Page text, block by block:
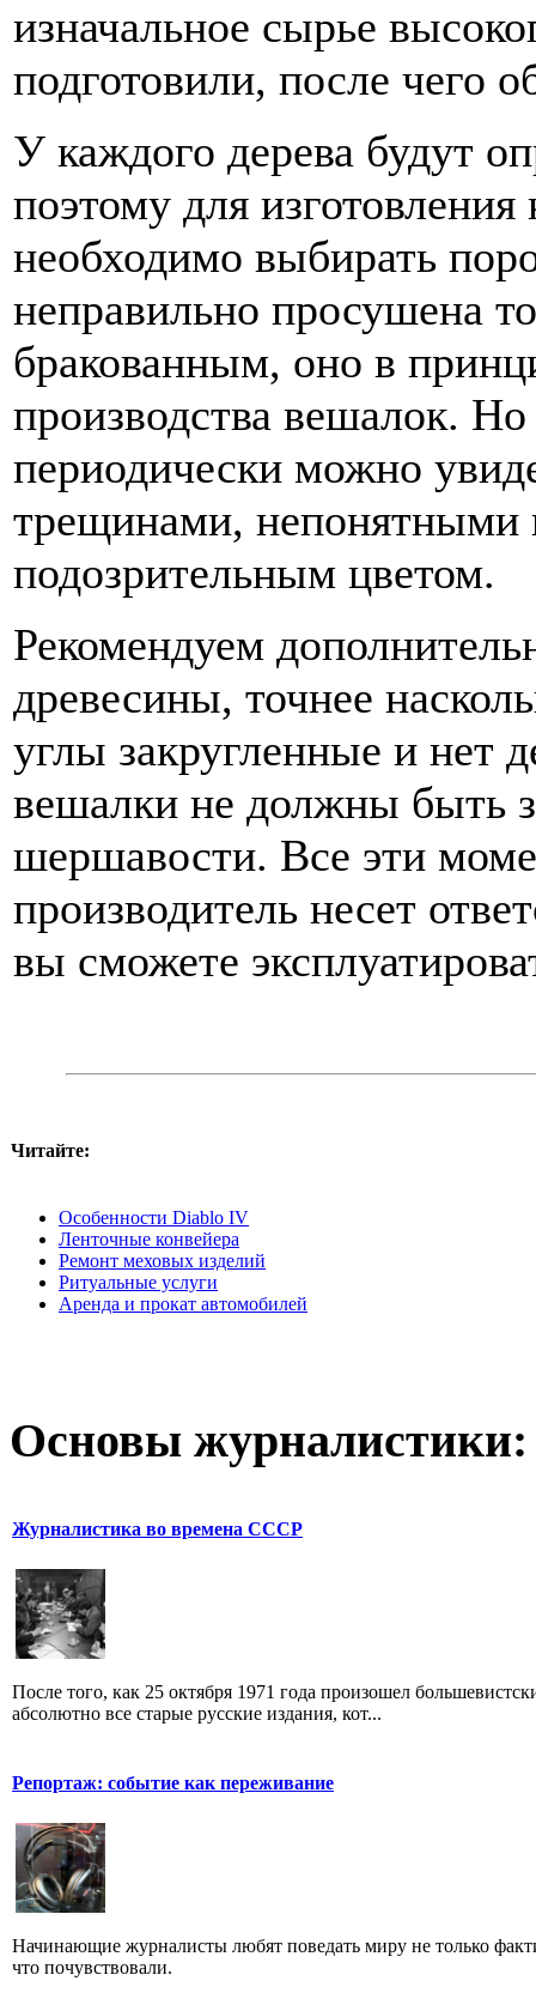
изначальное сырье
подготовили, после чего
У каждого дерева будут
поэтому для изготовления
необходимо выбирать
неправильно просушена
бракованным, оно в
производства вешалок.
периодически можно
трещинами, непонятными
подозрительным цветом.
Рекомендуем
древесины, точнее
углы закругленные и нет
вешалки не должны быть
шершавости. Все эти
производитель несет
вы сможете
Читайте:
Особенности Diablo IV
Ленточные конвейера
Ремонт меховых изделий
Ритуальные услуги
Аренда и прокат автомобилей
Основы журналистики:
Журналистика во времена СССР
После того, как 25 октября 1971 года произошел
абсолютно все старые русские издания, кот...
Репортаж: событие как переживание
Начинающие журналисты любят поведать миру не только
что почувствовали.